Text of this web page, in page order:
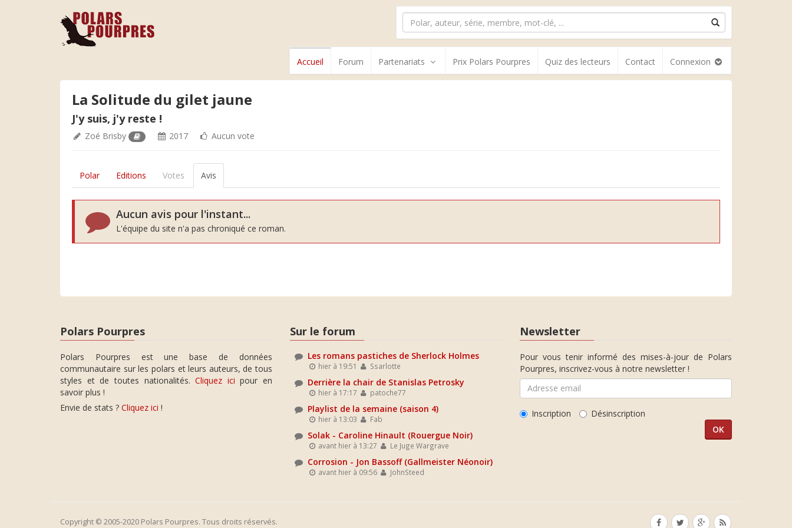
Accueil Forum Partenariats Prix Polars Pourpres Quiz des lecteurs Contact Connexion
La Solitude du gilet jaune
J'y suis, j'y reste !
Zoé Brisby 2017 Aucun vote
Polar Editions Votes Avis
Aucun avis pour l'instant...
L'équipe du site n'a pas chroniqué ce roman.
Polars Pourpres
Polars Pourpres est une base de données
communautaire sur les polars et leurs auteurs, de tous
styles et de toutes nationalités.Cliquez ici pour en
savoir plus !
Envie de stats ? Cliquez ici !
Sur le forum
Les romans pastiches de Sherlock Holmes
hier à 19:51 Ssarlotte
Derrière la chair de Stanislas Petrosky
hier à 17:17 patoche77
Playlist de la semaine (saison 4)
hier à 13:03 Fab
Solak - Caroline Hinault (Rouergue Noir)
avant hier à 13:27 Le Juge Wargrave
Corrosion - Jon Bassoff (Gallmeister Néonoir)
avant hier à 09:56 JohnSteed
Newsletter
Pour vous tenir informé des mises-à-jour de Polars
Pourpres, inscrivez-vous à notre newsletter !
Inscription Désinscription
Copyright © 2005-2020 Polars Pourpres. Tous droits réservés.